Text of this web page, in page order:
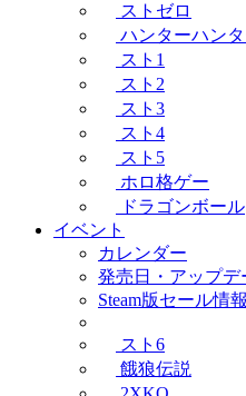
ストゼロ
ハンターハン
スト1
スト2
スト3
スト4
スト5
ホロ格ゲー
ドラゴンボール
イベント
カレンダー
発売日・アップデ
Steam版セール情報
スト6
餓狼伝説